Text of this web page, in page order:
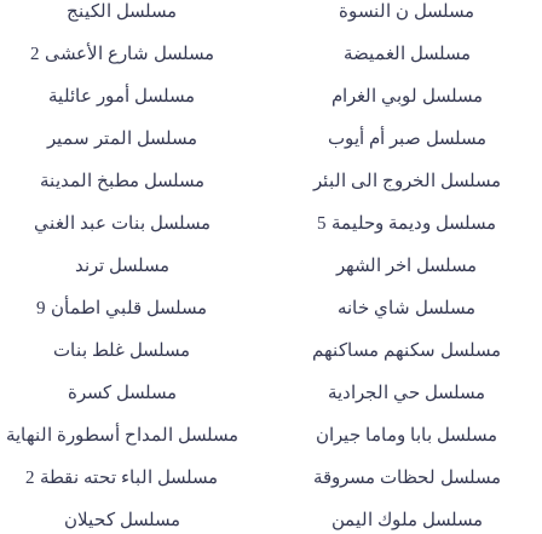
مسلسل ن النسوة مسلسل الكينج
مسلسل الغميضة مسلسل شارع الأعشى 2
مسلسل لوبي الغرام مسلسل أمور عائلية
مسلسل صبر أم أيوب مسلسل المتر سمير
مسلسل الخروج الى البئر مسلسل مطبخ المدينة
مسلسل وديمة وحليمة 5 مسلسل بنات عبد الغني
مسلسل اخر الشهر مسلسل ترند
مسلسل شاي خانه مسلسل قلبي اطمأن 9
مسلسل سكنهم مساكنهم مسلسل غلط بنات
مسلسل حي الجرادية مسلسل كسرة
مسلسل بابا وماما جيران مسلسل المداح أسطورة النهاية
مسلسل لحظات مسروقة مسلسل الباء تحته نقطة 2
مسلسل ملوك اليمن مسلسل كحيلان